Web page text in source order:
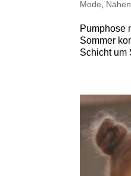
Mode Nähen
Pumphose
Sommer
Schicht um